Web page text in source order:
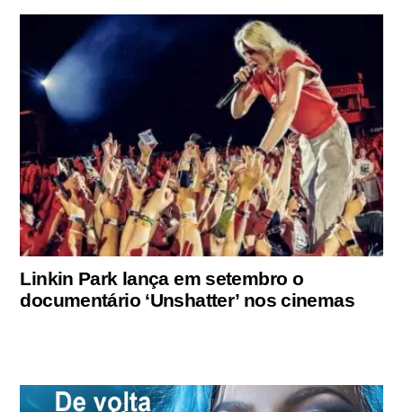
Linkin Park lança em setembro o
documentário ‘Unshatter’ nos cinemas